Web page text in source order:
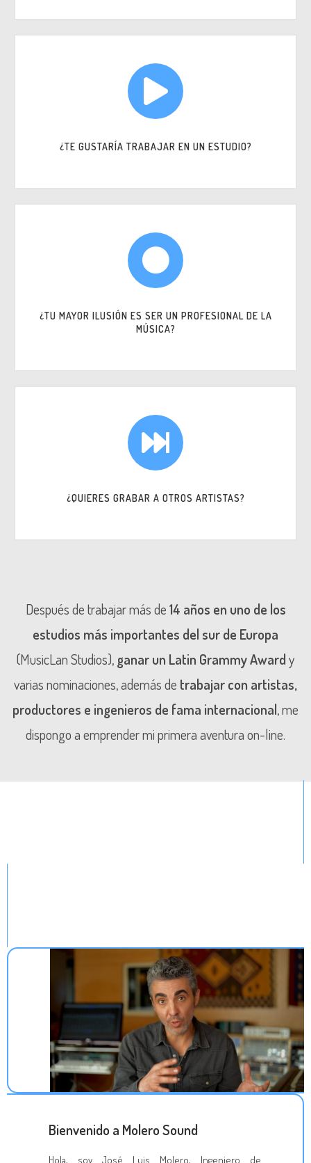
¿TE GUSTARÍA TRABAJAR EN UN ESTUDIO?
¿TU MAYOR ILUSIÓN ES SER UN PROFESIONAL DE LA
MÚSICA?
¿QUIERES GRABAR A OTROS ARTISTAS?
Después de trabajar más de14 años en uno de los
estudios más importantes del sur de Europa
(MusicLan Studios), ganar un Latin Grammy Awardy
varias nominaciones, además de trabajar con artistas,
productores e ingenieros de fama internacional, me
dispongo a emprender mi primera aventura on-line.
Bienvenido a Molero Sound
Hola, soy José Luis Molero, Ingeniero de